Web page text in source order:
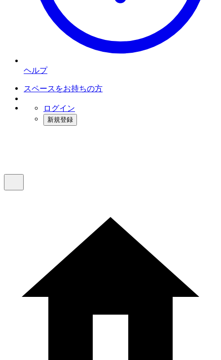
ヘルプ
スペースをお持ちの方
ログイン
新規登録